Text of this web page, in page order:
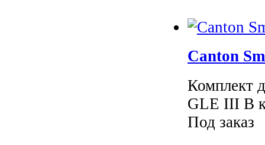
Canton
Комплект
GLE III В
Под заказ